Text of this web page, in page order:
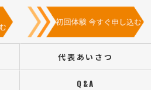
代表あいさつ
Q&A